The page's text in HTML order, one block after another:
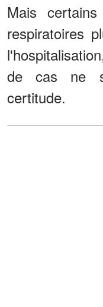
Mais
respiratoires
de cas ne
certitude.